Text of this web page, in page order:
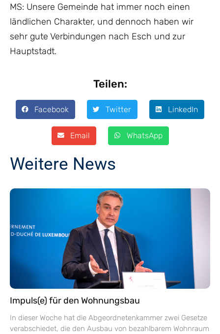
MS: Unsere Gemeinde hat immer noch einen
ländlichen Charakter, und dennoch haben wir
sehr gute Verbindungen nach Esch und zur
Hauptstadt.
Teilen:
Facebook Twitter LinkedIn
Email WhatsApp
Weitere News
Impuls(e) für den Wohnungsbau
In dieser Woche hat die Abgeordnetenkammer zwei Gesetze
verabschiedet, die den Ausbau von bezahlbarem Wohnraum